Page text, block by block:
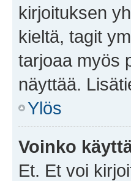
kirjoituksen
kieltä, tagit
tarjoaa myös
näyttää.
Ylös
Voinko
Et. Et voi